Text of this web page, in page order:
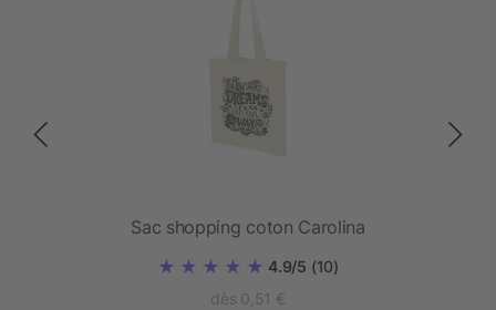
Sac shopping coton Carolina
4.9/5 (10)
dès 0,51 €